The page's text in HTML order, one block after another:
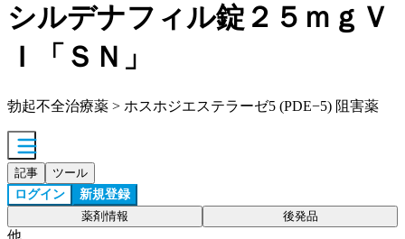
シルデナフィル錠２５ｍｇＶ
Ｉ「ＳＮ」
勃起不全治療薬 > ホスホジエステラーゼ5 (PDE−5) 阻害薬
記事 ツール
ログイン 新規登録
薬剤情報 後発品
他